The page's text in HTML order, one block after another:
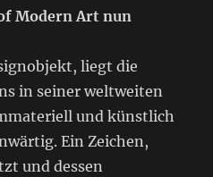
Modern Art nun
liegt die
in seiner weltweiten
und künstlich
Ein Zeichen,
und dessen